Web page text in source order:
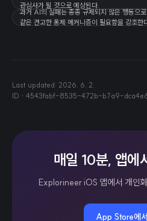
관심사가 될 것으로 예상된다.
과거 AI의 실패는 종종 규제되지 않은 행동으
같은 견고한 통제 메커니즘이 필요함을 강조한
Last updated: 2026. 6. 2.
ID · 4543fabf-8535-472b-b7a9-
매일 10분, 앱에
Explorineer iOS 앱에서 개인
App Store에